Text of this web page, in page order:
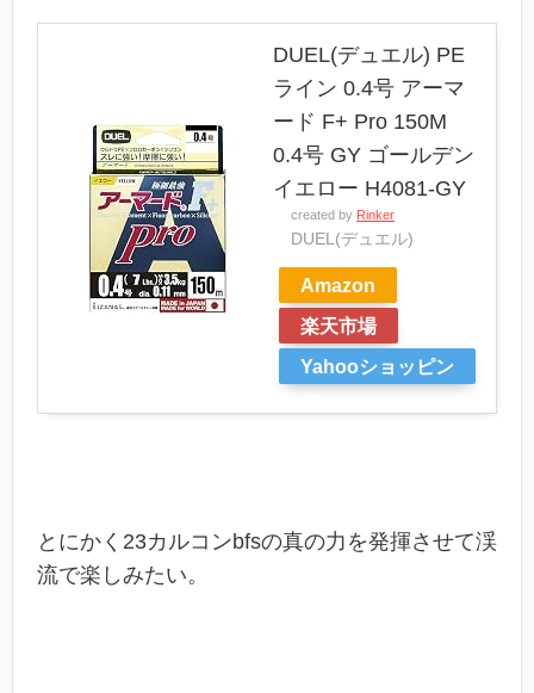
DUEL(デュエル) PE
ライン 0.4号 アーマ
ード F+ Pro 150M
0.4号 GY ゴールデン
イエロー H4081-GY
created by Rinker
DUEL(デュエル)
Amazon
楽天市場
Yahooショッピン
とにかく23カルコンbfsの真の力を発揮させて渓
流で楽しみたい。